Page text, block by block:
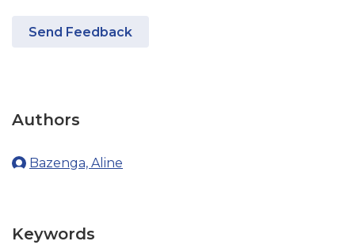
Send Feedback
Authors
Bazenga, Aline
Keywords